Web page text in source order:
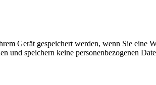
Gerät gespeichert werden, wenn Sie eine
und speichern keine personenbezogenen